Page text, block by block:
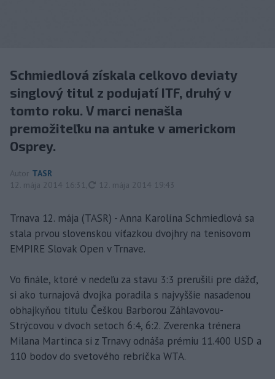
Schmiedlová získala celkovo deviaty
singlový titul z podujatí ITF, druhý v
tomto roku. V marci nenašla
premožiteľku na antuke v americkom
Osprey.
Autor TASR
12. mája 2014 16:31
aktualizované
12. mája 2014 19:43
Trnava 12. mája (TASR) - Anna Karolína Schmiedlová sa
stala prvou slovenskou víťazkou dvojhry na tenisovom
EMPIRE Slovak Open v Trnave.
Vo finále, ktoré v nedeľu za stavu 3:3 prerušili pre dážď,
si ako turnajová dvojka poradila s najvyššie nasadenou
obhajkyňou titulu Češkou Barborou Záhlavovou-
Strýcovou v dvoch setoch 6:4, 6:2. Zverenka trénera
Milana Martinca si z Trnavy odnáša prémiu 11.400 USD a
110 bodov do svetového rebríčka WTA.